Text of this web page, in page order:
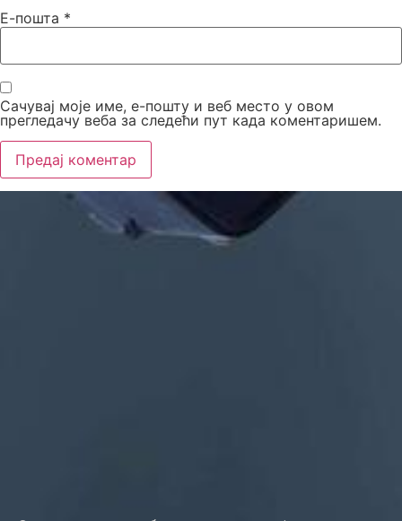
Е-пошта *
Сачувај моје име, е-пошту и веб место у овом
прегледачу веба за следећи пут када коментаришем.